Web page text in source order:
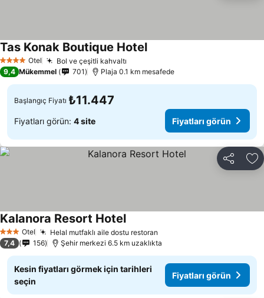
4 Yıldız Otel Bol ve çeşitli kahvaltı
Tas Konak Boutique Hotel
9,4 Mükemmel 701 Plaja 0.1 km mesafede
Başlangıç Fiyatı ₺11.447
Fiyatları görün: 4 site Fiyatları görün
Paylaş
3 YıldızOtel Helal mutfaklı aile dostu restoran
Kalanora Resort Hotel
7,4 156 Şehir merkezi 6.5 km uzaklıkta
Kesin fiyatları görmek için tarihleri
seçin
Fiyatları görün